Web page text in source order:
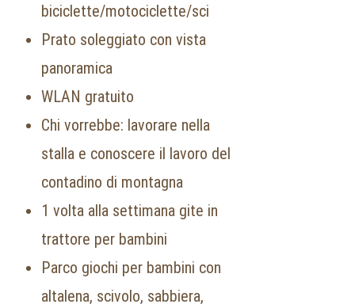
biciclette/motociclette/sci
Prato soleggiato con vista
panoramica
WLAN gratuito
Chi vorrebbe: lavorare nella
stalla e conoscere il lavoro del
contadino di montagna
1 volta alla settimana gite in
trattore per bambini
Parco giochi per bambini con
altalena, scivolo, sabbiera,